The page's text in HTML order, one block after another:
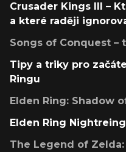
Crusader Kings III –
a které raději
Songs of Conquest –
Tipy a triky pro
Ringu
Elden Ring: Shadow
Elden Ring
The Legend of